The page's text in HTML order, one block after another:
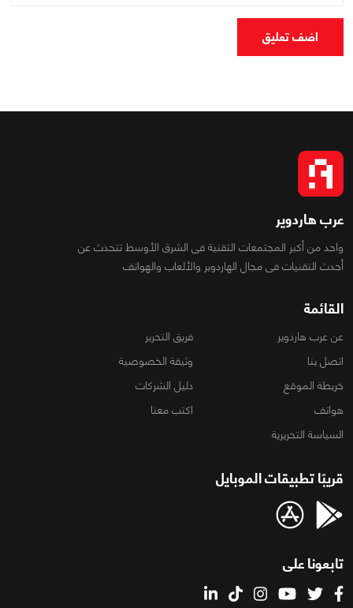
اضف تعليق
عرب هاردوير
واحد من أكبر المجتمعات التقنية فى الشرق الأوسط تتحدث عن
أحدث التقنيات فى مجال الهاردوير والألعاب والهواتف
القائمة
عن عرب هاردوير
فريق التحرير
اتصل بنا
وثيقة الخصوصية
خريطة الموقع
دليل الشركات
هواتف
اكتب معنا
السياسة التحريرية
قريبًا تطبيقات الموبايل
تابعونا على